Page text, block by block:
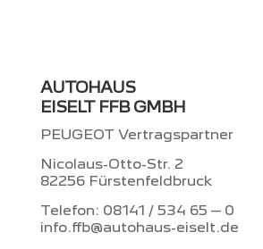
AUTOHAUS
EISELT FFB GMBH
PEUGEOT Vertragspartner
Nicolaus-Otto-Str. 2
82256 Fürstenfeldbruck
Telefon: 08141 / 534 65 – 0
info.ffb@autohaus-eiselt.de